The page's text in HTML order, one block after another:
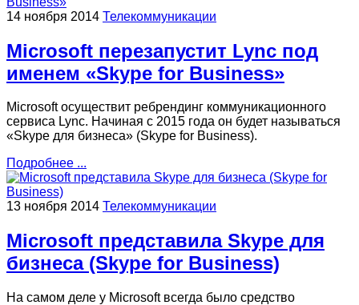
14 ноября 2014 Телекоммуникации
Microsoft перезапустит Lync под
именем «Skype for Business»
Microsoft осуществит ребрендинг коммуникационного
сервиса Lync. Начиная с 2015 года он будет называться
«Skype для бизнеса» (Skype for Business).
Подробнее ...
13 ноября 2014 Телекоммуникации
Microsoft представила Skype для
бизнеса (Skype for Business)
На самом деле у Microsoft всегда было средство